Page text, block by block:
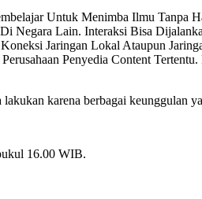
Untuk Menimba Ilmu Tanpa
Negara Lain. Interaksi Bisa
Jaringan Lokal Ataupun
Penyedia Content
karena berbagai keunggulan
16.00 WIB.